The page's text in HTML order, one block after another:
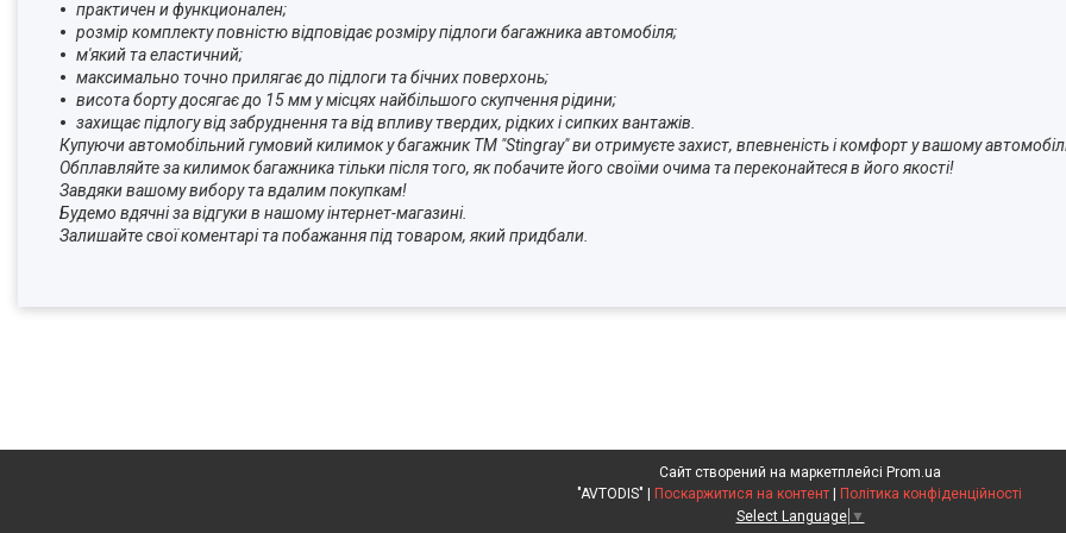
практичен и функционален;
розмір комплекту повністю відповідає розміру підлоги багажника автомобіля;
м'який та еластичний;
максимально точно прилягає до підлоги та бічних поверхонь;
висота борту досягає до 15 мм у місцях найбільшого скупчення рідини;
захищає підлогу від забруднення та від впливу твердих, рідких і сипких вантажів.
Купуючи автомобільний гумовий килимок у багажник ТМ "Stingray" ви отримуєте захист, впевненість і комфорт у вашому
Обплавляйте за килимок багажника тільки після того, як побачите його своїми очима та переконайтеся в його якості!
Завдяки вашому вибору та вдалим покупкам!
Будемо вдячні за відгуки в нашому інтернет-магазині.
Залишайте свої коментарі та побажання під товаром, який придбали.
Сайт створений на маркетплейсі Prom.ua
Поскаржитися на контент
Політика конфіденційності
Select Language ▼